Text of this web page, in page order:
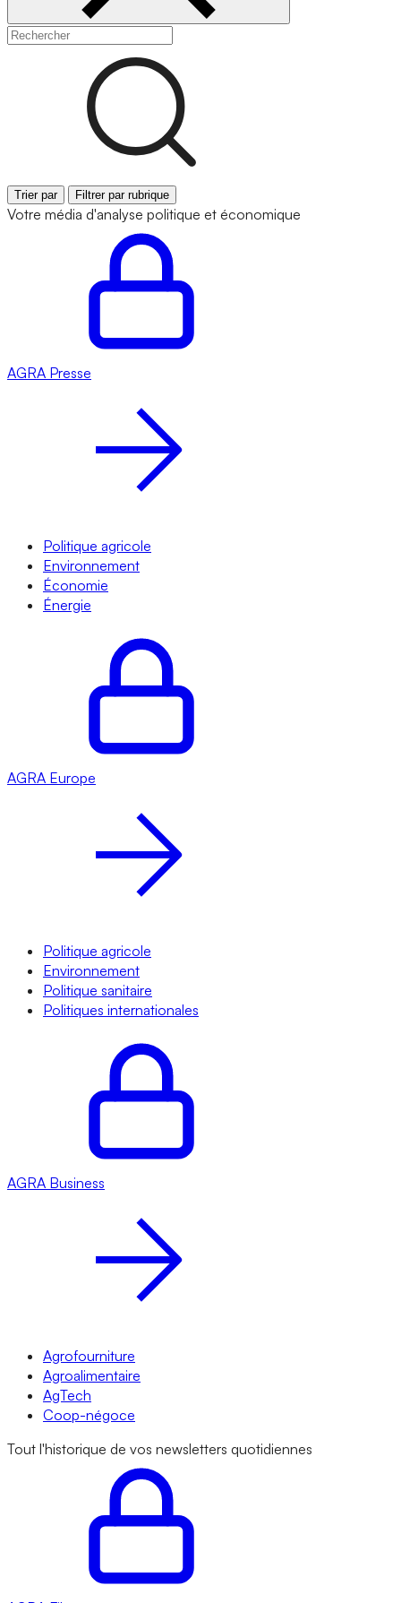
Trier par Filtrer par rubrique
Votre média d'analyse politique et économique
AGRA Presse
Politique agricole
Environnement
Économie
Énergie
AGRA Europe
Politique agricole
Environnement
Politique sanitaire
Politiques internationales
AGRA Business
Agrofourniture
Agroalimentaire
AgTech
Coop-négoce
Tout l'historique de vos newsletters quotidiennes